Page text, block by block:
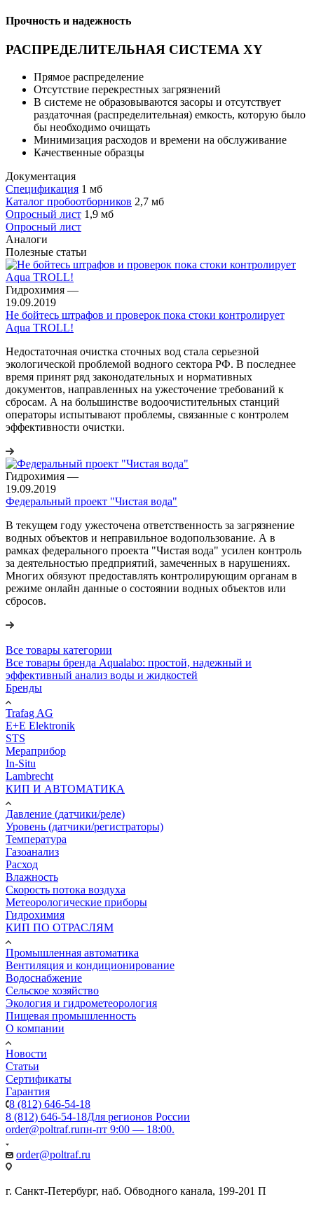
Прочность и надежность
РАСПРЕДЕЛИТЕЛЬНАЯ СИСТЕМА XY
Прямое распределение
Отсутствие перекрестных загрязнений
В системе не образовываются засоры и отсутствует
раздаточная (распределительная) емкость, которую было
бы необходимо очищать
Минимизация расходов и времени на обслуживание
Качественные образцы
Документация
Спецификация 1 мб
Каталог пробоотборников 2,7 мб
Опросный лист 1,9 мб
Опросный лист
Аналоги
Полезные статьи
Гидрохимия —
19.09.2019
Не бойтесь штрафов и проверок пока стоки контролирует
Aqua TROLL!
Недостаточная очистка сточных вод стала серьезной
экологической проблемой водного сектора РФ. В последнее
время принят ряд законодательных и нормативных
документов, направленных на ужесточение требований к
сбросам. А на большинстве водоочистительных станций
операторы испытывают проблемы, связанные с контролем
эффективности очистки.
Гидрохимия —
19.09.2019
Федеральный проект "Чистая вода"
В текущем году ужесточена ответственность за загрязнение
водных объектов и неправильное водопользование. А в
рамках федерального проекта "Чистая вода" усилен контроль
за деятельностью предприятий, замеченных в нарушениях.
Многих обязуют предоставлять контролирующим органам в
режиме онлайн данные о состоянии водных объектов или
сбросов.
Все товары категории
Все товары бренда Aqualabo: простой, надежный и
эффективный анализ воды и жидкостей
Бренды
Trafag AG
E+E Elektronik
STS
Мераприбор
In-Situ
Lambrecht
КИП И АВТОМАТИКА
Давление (датчики/реле)
Уровень (датчики/регистраторы)
Температура
Газоанализ
Расход
Влажность
Скорость потока воздуха
Метеорологические приборы
Гидрохимия
КИП ПО ОТРАСЛЯМ
Промышленная автоматика
Вентиляция и кондиционирование
Водоснабжение
Сельское хозяйство
Экология и гидрометеорология
Пищевая промышленность
О компании
Новости
Статьи
Сертификаты
Гарантия
8 (812) 646-54-18
8 (812) 646-54-18Для регионов России
order@poltraf.ruпн-пт 9:00 — 18:00.
order@poltraf.ru
г. Санкт-Петербург, наб. Обводного канала, 199-201 П